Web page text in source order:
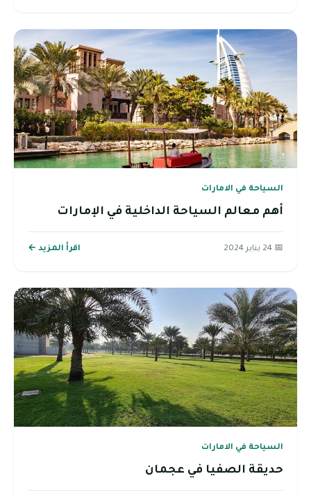
السياحة في الامارات
أهم معالم السياحة الداخلية في الإمارات
📅 24 يناير 2024 اقرأ المزيد ←
السياحة في الامارات
حديقة الصفيا في عجمان